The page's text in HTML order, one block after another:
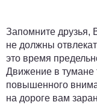
Запомните друзья,
не должны
это время
Движение в тумане
повышенного
на дороге вам